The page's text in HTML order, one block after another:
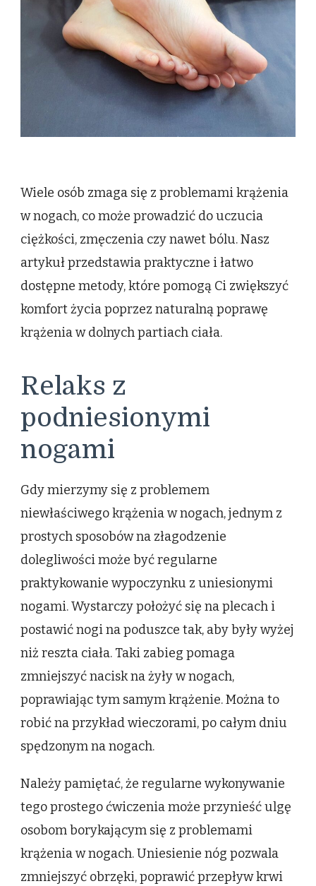
sposoby
Wiele osób zmaga się z problemami krążenia
w nogach, co może prowadzić do uczucia
ciężkości, zmęczenia czy nawet bólu. Nasz
artykuł przedstawia praktyczne i łatwo
dostępne metody, które pomogą Ci zwiększyć
komfort życia poprzez naturalną poprawę
krążenia w dolnych partiach ciała.
Relaks z
podniesionymi
nogami
Gdy mierzymy się z problemem
niewłaściwego krążenia w nogach, jednym z
prostych sposobów na złagodzenie
dolegliwości może być regularne
praktykowanie wypoczynku z uniesionymi
nogami. Wystarczy położyć się na plecach i
postawić nogi na poduszce tak, aby były wyżej
niż reszta ciała. Taki zabieg pomaga
zmniejszyć nacisk na żyły w nogach,
poprawiając tym samym krążenie. Można to
robić na przykład wieczorami, po całym dniu
spędzonym na nogach.
Należy pamiętać, że regularne wykonywanie
tego prostego ćwiczenia może przynieść ulgę
osobom borykającym się z problemami
krążenia w nogach. Uniesienie nóg pozwala
zmniejszyć obrzęki, poprawić przepływ krwi